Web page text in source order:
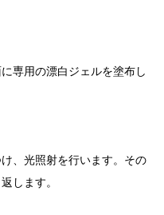
専用の漂白ジェルを塗布し
、光照射を行います。その
します。